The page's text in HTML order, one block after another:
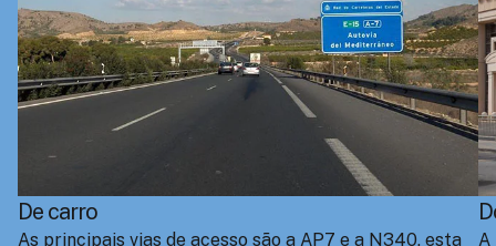
De carro
As principais vias de acesso são a AP7 e a N340, esta
A